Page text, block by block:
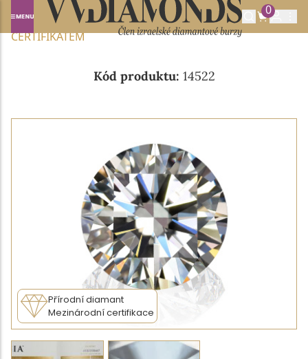
0
Domů NABÍDKA DIAMANTŮ
0.37CT E/VVS1 S GIA
CERTIFIKÁTEM
Kód produktu: 14522
Přírodní diamant
Mezinárodní certifikace